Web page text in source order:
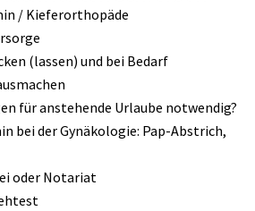
/ Kieferorthopäde
(lassen) und bei Bedarf
für anstehende Urlaube notwendig?
bei der Gynäkologie: Pap-Abstrich,
oder Notariat